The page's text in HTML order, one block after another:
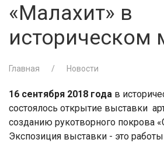
«Малахит» в
историческом
Главная Новости
16 сентября 2018 года в
состоялось открытие выставки
созданию рукотворного покрова
Экспозиция выставки - это